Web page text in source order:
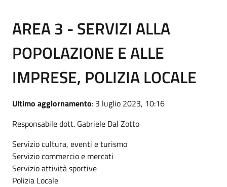
AREA 3 - SERVIZI ALLA
POPOLAZIONE E ALLE
IMPRESE, POLIZIA LOCALE
Ultimo aggiornamento: 3 luglio 2023, 10:16
Responsabile dott. Gabriele Dal Zotto
Servizio cultura, eventi e turismo
Servizio commercio e mercati
Servizio attività sportive
Polizia Locale